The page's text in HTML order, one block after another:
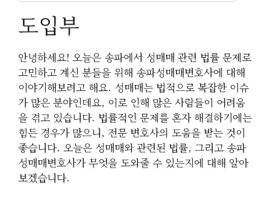
도입부
안녕하세요! 오늘은 송파에서 성매매 관련 법률 문제로
고민하고 계신 분들을 위해 송파성매매변호사에 대해
이야기해보려고 해요. 성매매는 법적으로 복잡한 이슈
가 많은 분야인데요, 이로 인해 많은 사람들이 어려움
을 겪고 있습니다. 법률적인 문제를 혼자 해결하기에는
힘든 경우가 많으니, 전문 변호사의 도움을 받는 것이
좋습니다. 오늘은 성매매와 관련된 법률, 그리고 송파
성매매변호사가 무엇을 도와줄 수 있는지에 대해 알아
보겠습니다.